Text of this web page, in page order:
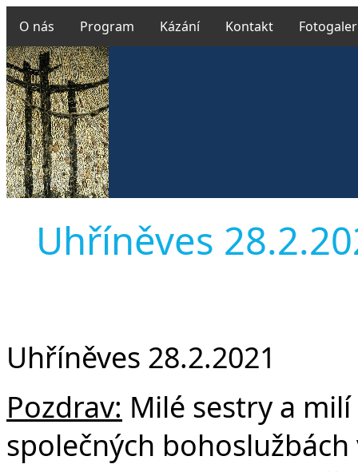
O nás Program Kázání Kontakt
Uhříněves
Uhříněves 28.2.2021
Pozdrav: Milé sestry a
společných